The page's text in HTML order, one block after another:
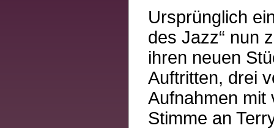
Ursprünglich
des Jazz“ nun
ihren neuen
Auftritten, drei
Aufnahmen mit
Stimme an